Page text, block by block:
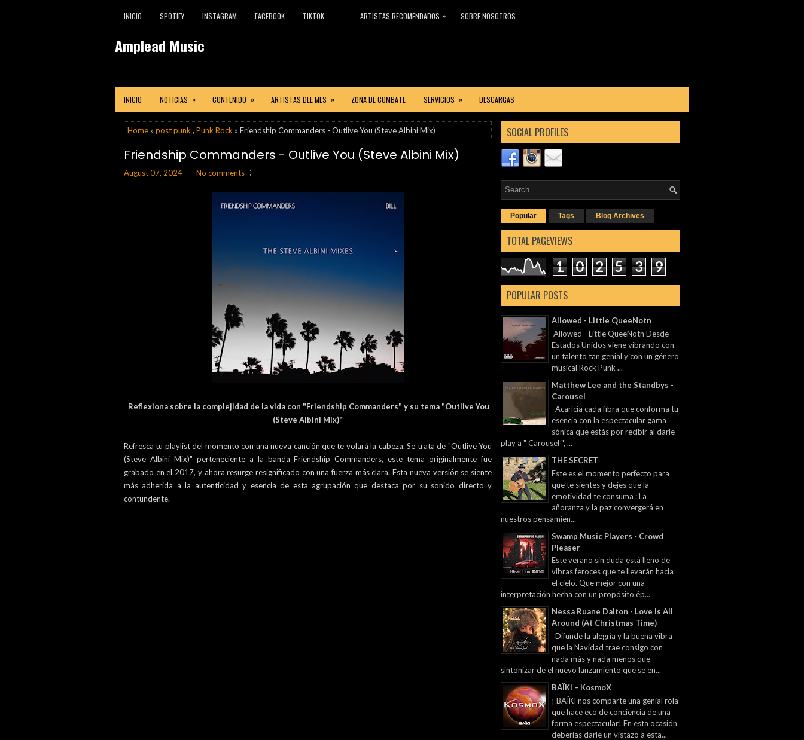
INICIO SPOTIFY INSTAGRAM FACEBOOK TIKTOK ARTISTAS RECOMENDADOS » SOBRE NOSOTROS
Amplead Music
INICIO NOTICIAS » CONTENIDO » ARTISTAS DEL MES » ZONA DE COMBATE SERVICIOS » DESCARGAS
Home » post punk , Punk Rock » Friendship Commanders - Outlive You (Steve Albini Mix)
Friendship Commanders - Outlive You (Steve Albini Mix)
August 07, 2024 No comments
Reflexiona sobre la complejidad de la vida con "Friendship Commanders" y su tema "Outlive You
(Steve Albini Mix)"
Refresca tu playlist del momento con una nueva canción que te volará la cabeza. Se trata de "Outlive You
(Steve Albini Mix)" perteneciente a la banda Friendship Commanders, este tema originalmente fue
grabado en el 2017, y ahora resurge resignificado con una fuerza más clara. Esta nueva versión se siente
más adherida a la autenticidad y esencia de esta agrupación que destaca por su sonido directo y
contundente.
SOCIAL PROFILES
Popular Tags Blog Archives
TOTAL PAGEVIEWS
1 0 2 5 3 9
POPULAR POSTS
Allowed - Little QueeNotn
Allowed - Little QueeNotn Desde
Estados Unidos viene vibrando con
un talento tan genial y con un género
musical Rock Punk ...
Matthew Lee and the Standbys -
Carousel
Acaricia cada fibra que conforma tu
esencia con la espectacular gama
sónica que estás por recibir al darle
play a " Carousel ", ...
THE SECRET
Este es el momento perfecto para
que te sientes y dejes que la
emotividad te consuma : La
añoranza y la paz convergerá en
nuestros pensamien...
Swamp Music Players - Crowd
Pleaser
Este verano sin duda está lleno de
vibras feroces que te llevarán hacia
el cielo. Que mejor con una
interpretación hecha con un propósito ép...
Nessa Ruane Dalton - Love Is All
Around (At Christmas Time)
Difunde la alegría y la buena vibra
que la Navidad trae consigo con
nada más y nada menos que
sintonizar de el nuevo lanzamiento que se en...
BAÏKI – KosmoX
¡ BAÏKI nos comparte una genial rola
que hace eco de conciencia de una
forma espectacular! En esta ocasión
deberías darle un vistazo a esta...